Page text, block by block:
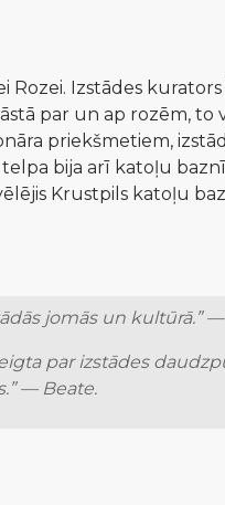
Rozei. Izstādes
par un ap rozēm, to
priekšmetiem,
bija arī katoļu
Krustpils katoļu
jomās un kultūrā.” —
par izstādes
— Beate.